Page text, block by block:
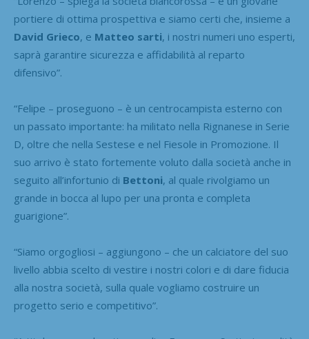
portiere di ottima prospettiva e siamo certi che, insieme a
David Grieco, e Matteo sarti, i nostri numeri uno esperti,
saprà garantire sicurezza e affidabilità al reparto
difensivo”.
“Felipe – proseguono – è un centrocampista esterno con
un passato importante: ha militato nella Rignanese in Serie
D, oltre che nella Sestese e nel Fiesole in Promozione. Il
suo arrivo è stato fortemente voluto dalla società anche in
seguito all’infortunio di Bettoni, al quale rivolgiamo un
grande in bocca al lupo per una pronta e completa
guarigione”.
“Siamo orgogliosi – aggiungono – che un calciatore del suo
livello abbia scelto di vestire i nostri colori e di dare fiducia
alla nostra società, sulla quale vogliamo costruire un
progetto serio e competitivo”.